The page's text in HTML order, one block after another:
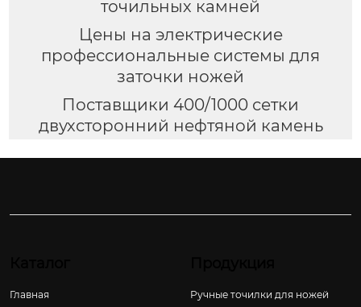
точильных камней
Цены на электрические
профессиональные системы для
заточки ножей
Поставщики 400/1000 сетки
двухсторонний нефтяной камень
Главная
Ручные точилки для ножей